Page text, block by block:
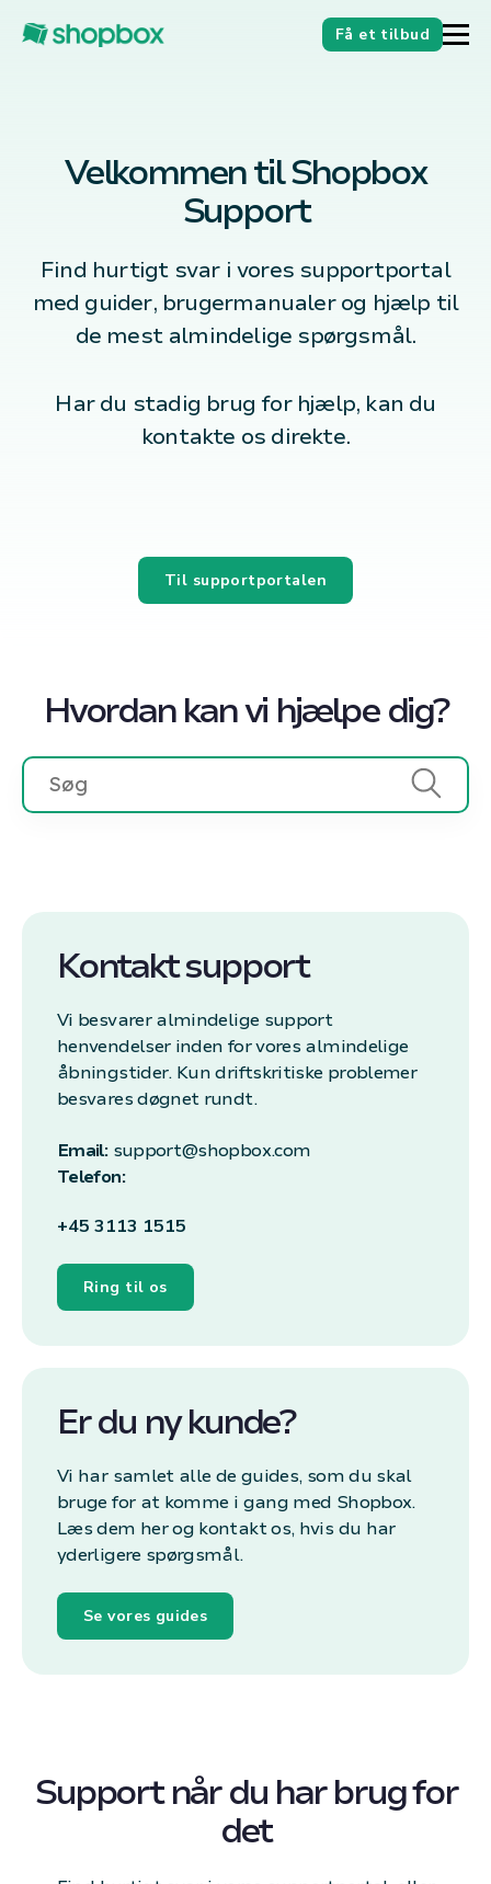
Få et tilbud
Velkommen til Shopbox
Support
Find hurtigt svar i vores supportportal
med guider, brugermanualer og hjælp til
de mest almindelige spørgsmål.
Har du stadig brug for hjælp, kan du
kontakte os direkte.
Til supportportalen
Hvordan kan vi hjælpe dig?
Kontakt support
Vi besvarer almindelige support
henvendelser inden for vores almindelige
åbningstider. Kun driftskritiske problemer
besvares døgnet rundt.
Email: support@shopbox.com
Telefon:
+45 3113 1515
Ring til os
Er du ny kunde?
Vi har samlet alle de guides, som du skal
bruge for at komme i gang med Shopbox.
Læs dem her og kontakt os, hvis du har
yderligere spørgsmål.
Se vores guides
Support når du har brug for
det